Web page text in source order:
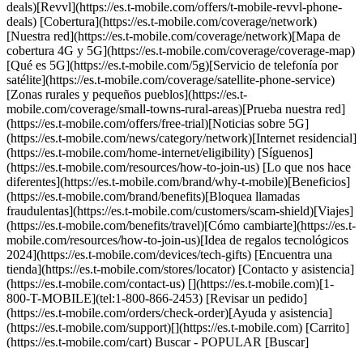
deals)[Revvl](https://es.t-mobile.com/offers/t-mobile-revvl-phone-
deals) [Cobertura](https://es.t-mobile.com/coverage/network)
[Nuestra red](https://es.t-mobile.com/coverage/network)[Mapa de
cobertura 4G y 5G](https://es.t-mobile.com/coverage/coverage-map)
[Qué es 5G](https://es.t-mobile.com/5g)[Servicio de telefonía por
satélite](https://es.t-mobile.com/coverage/satellite-phone-service)
[Zonas rurales y pequeños pueblos](https://es.t-
mobile.com/coverage/small-towns-rural-areas)[Prueba nuestra red]
(https://es.t-mobile.com/offers/free-trial)[Noticias sobre 5G]
(https://es.t-mobile.com/news/category/network)[Internet residencial]
(https://es.t-mobile.com/home-internet/eligibility) [Síguenos]
(https://es.t-mobile.com/resources/how-to-join-us) [Lo que nos hace
diferentes](https://es.t-mobile.com/brand/why-t-mobile)[Beneficios]
(https://es.t-mobile.com/brand/benefits)[Bloquea llamadas
fraudulentas](https://es.t-mobile.com/customers/scam-shield)[Viajes]
(https://es.t-mobile.com/benefits/travel)[Cómo cambiarte](https://es.t-
mobile.com/resources/how-to-join-us)[Idea de regalos tecnológicos
2024](https://es.t-mobile.com/devices/tech-gifts) [Encuentra una
tienda](https://es.t-mobile.com/stores/locator) [Contacto y asistencia]
(https://es.t-mobile.com/contact-us) [](https://es.t-mobile.com)[1-
800-T-MOBILE](tel:1-800-866-2453) [Revisar un pedido]
(https://es.t-mobile.com/orders/check-order)[Ayuda y asistencia]
(https://es.t-mobile.com/support)[](https://es.t-mobile.com) [Carrito]
(https://es.t-mobile.com/cart) Buscar - POPULAR [Buscar]